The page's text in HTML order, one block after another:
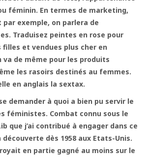
féminin. En termes de marketing,
par exemple, on parlera de
Traduisez peintes en rose pour
et vendues plus cher en
va de même pour les produits
les rasoirs destinés au femmes.
en anglais la sextax.
demander à quoi a bien pu servir le
féministes. Combat connu sous le
que j’ai contribué à engager dans ce
dès 1958 aux Etats-Unis.
en partie gagné au moins sur le